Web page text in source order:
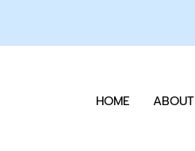
HOME ABOUT